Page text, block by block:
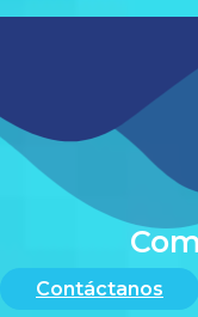
Contáctanos